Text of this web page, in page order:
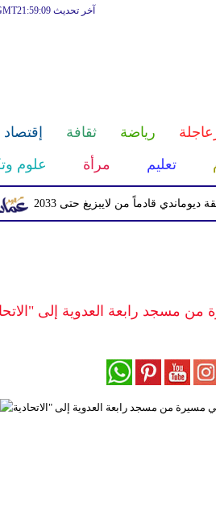
آخر تحديث GMT21:59:09
رياضة ثقافة إقتصاد
تعليم مرأة علوم
إصابة 11 مدنياً في نجران جراء من لايبزيغ حتى 2033
مسجد رابعة العدوية إلى